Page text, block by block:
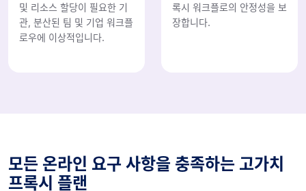
및 리소스 할당이 필요한 기
관, 분산된 팀 및 기업 워크플
로우에 이상적입니다.
록시 워크플로의 안정성을 보
장합니다.
모든 온라인 요구 사항을 충족하는 고가치
프록시 플랜